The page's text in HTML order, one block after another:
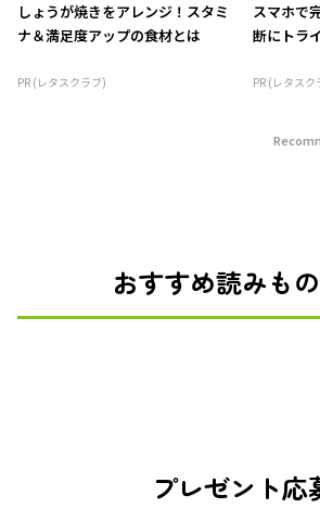
しょうが焼きをアレンジ！スタミ
ナ＆満足度アップの食材とは
PR (レタスクラブ)
スマホで
断にトラ
PR (レタスク
おすすめ読みも
プレゼント応